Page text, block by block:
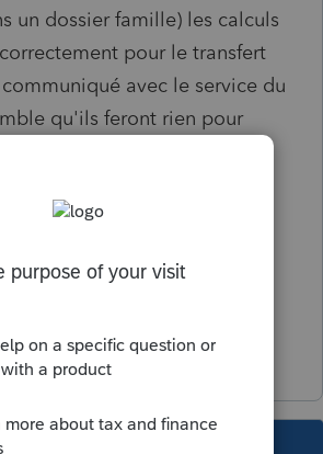
un dossier famille) les calculs
pour le transfert
avec le service du
qu'ils feront rien pour
ce crédit !